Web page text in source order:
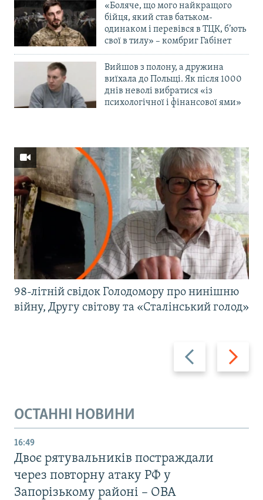
«Боляче, що мого найкращого
бійця, який став батьком-
одинаком і перевівся в ТЦК, б’ють
свої в тилу» – комбриг Габінет
Вийшов з полону, а дружина
виїхала до Польщі. Як після 1000
днів неволі вибратися «із
психологічної і фінансової ями»
Назад Вперед
98-літній свідок Голодомору про нинішню
війну, Другу світову та «Сталінський голод»
ОСТАННІ НОВИНИ
16:49
Двоє рятувальників постраждали
через повторну атаку РФ у
Запорізькому районі – ОВА